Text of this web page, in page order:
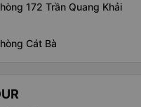
172 Trần Quang Khải
Cát Bà